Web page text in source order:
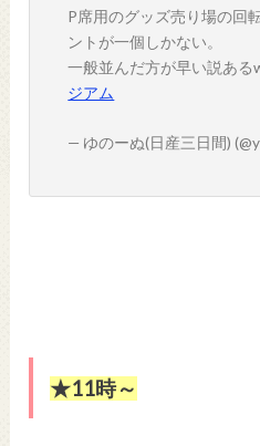
P席用のグッズ売り場の回
ントが一個しかない。
一般並んだ方が早い説ある
ジアム
— ゆのーぬ(日産三日間)
★11時～